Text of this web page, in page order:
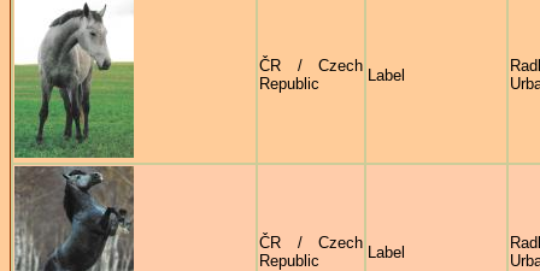
ČR / Czech
Republic
Label
ČR / Czech
Republic
Label